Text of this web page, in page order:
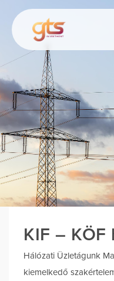
KIF –
Hálózati Üzletágunk
kiemelkedő